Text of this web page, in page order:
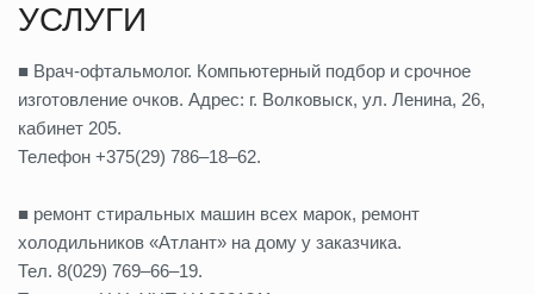
УСЛУГИ
■ Врач-офтальмолог. Компьютерный подбор и срочное
изготовление очков. Адрес: г. Волковыск, ул. Ленина, 26,
кабинет 205.
Телефон +375(29) 786–18–62.
■ ремонт стиральных машин всех марок, ремонт
холодильников «Атлант» на дому у заказчика.
Тел. 8(029) 769–66–19.